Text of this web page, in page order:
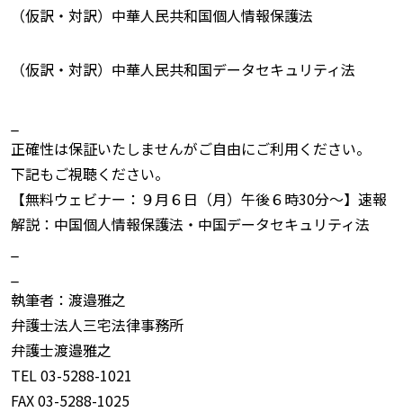
（仮訳・対訳）中華人民共和国個人情報保護法
（仮訳・対訳）中華人民共和国データセキュリティ法
正確性は保証いたしませんがご自由にご利用ください。
下記もご視聴ください。
【無料ウェビナー：９月６日（月）午後６時30分〜】速報
解説：中国個人情報保護法・中国データセキュリティ法
執筆者：渡邉雅之
弁護士法人三宅法律事務所
弁護士渡邉雅之
TEL 03-5288-1021
FAX 03-5288-1025